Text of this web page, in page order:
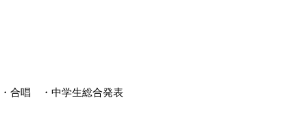
唱 ・中学生総合発表